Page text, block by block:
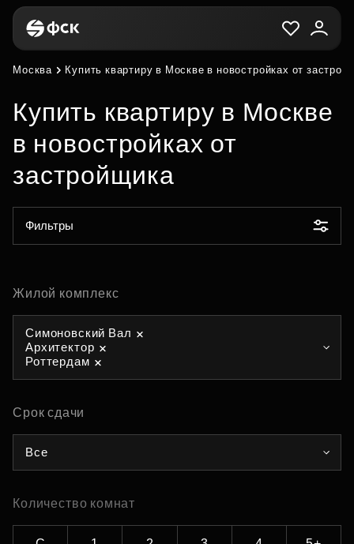
Москва Купить квартиру в Москве в новостройках от
Купить квартиру в Москве
в новостройках от
застройщика
Фильтры
Жилой комплекс
Симоновский Вал
Архитектор
Роттердам
Срок сдачи
Все
Количество комнат